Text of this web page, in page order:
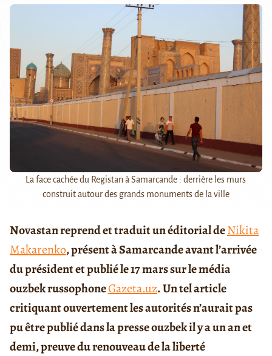
La face cachée du Registan à Samarcande : derrière les murs
construit autour des grands monuments de la ville
Novastan reprend et traduit un éditorial deNikita
Makarenko, présent à Samarcande avant l’arrivée
du président et publié le 17 mars sur le média
ouzbek russophoneGazeta.uz. Un tel article
critiquant ouvertement les autorités n’aurait pas
pu être publié dans la presse ouzbek il y a un an et
demi, preuve du renouveau de la liberté